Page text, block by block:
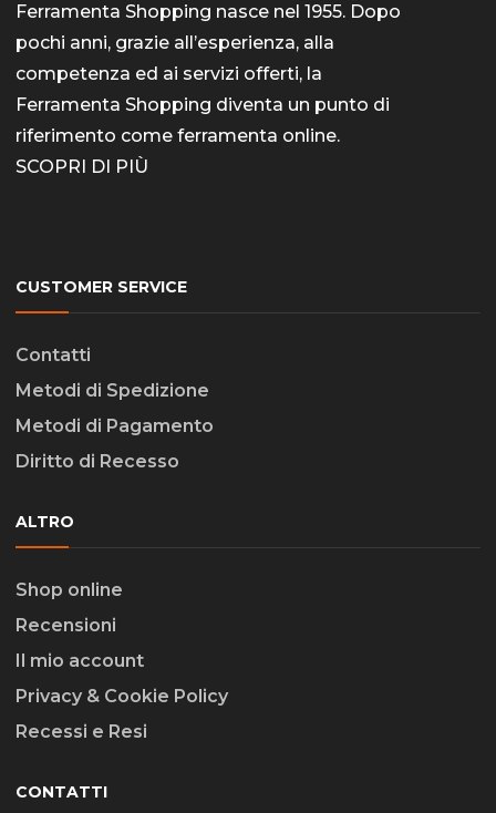
Ferramenta Shopping nasce nel 1955. Dopo
pochi anni, grazie all’esperienza, alla
competenza ed ai servizi offerti, la
Ferramenta Shopping diventa un punto di
riferimento come ferramenta online.
SCOPRI DI PIÙ
CUSTOMER SERVICE
Contatti
Metodi di Spedizione
Metodi di Pagamento
Diritto di Recesso
ALTRO
Shop online
Recensioni
Il mio account
Privacy & Cookie Policy
Recessi e Resi
CONTATTI